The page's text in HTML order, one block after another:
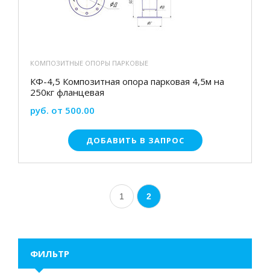
КОМПОЗИТНЫЕ ОПОРЫ ПАРКОВЫЕ
КФ-4,5 Композитная опора парковая 4,5м на
250кг фланцевая
руб. от 500.00
ДОБАВИТЬ В ЗАПРОС
1 2
ФИЛЬТР